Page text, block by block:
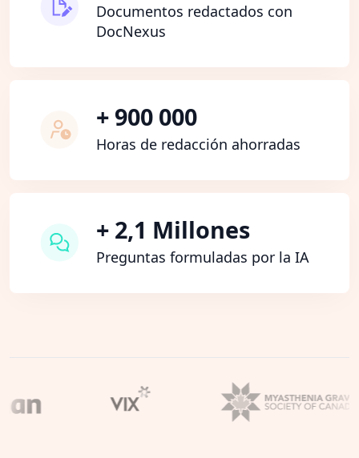
Documentos redactados con
DocNexus
+ 900 000
Horas de redacción ahorradas
+ 2,1 Millones
Preguntas formuladas por la IA